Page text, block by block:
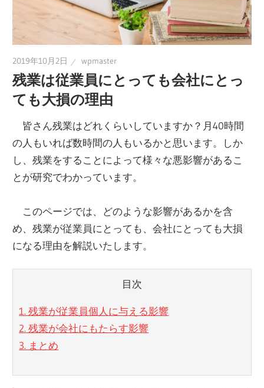
2019年10月2日 wpmaster
残業は従業員にとっても会社にとっ
ても大損の理由
皆さん残業はどれくらいしていますか？月40時間
の人もいれば数時間の人もいるかと思います。しか
し、残業をすることによって様々な悪影響があるこ
とが研究でわかっています。
このページでは、どのような影響があるかを含
め、残業が従業員にとっても、会社にとっても大損
になる理由を解説いたします。
目次
1. 残業が従業員個人に与える影響
2. 残業が会社にもたらす影響
3. まとめ